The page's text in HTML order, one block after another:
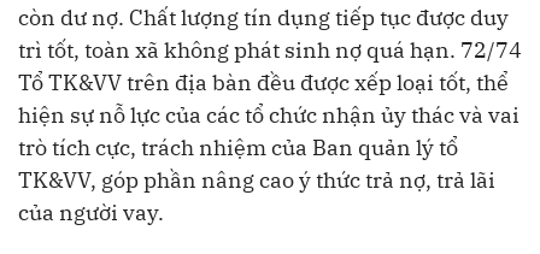
còn dư nợ. Chất lượng tín dụng tiếp tục được duy
trì tốt, toàn xã không phát sinh nợ quá hạn. 72/74
Tổ TK&VV trên địa bàn đều được xếp loại tốt, thể
hiện sự nỗ lực của các tổ chức nhận ủy thác và vai
trò tích cực, trách nhiệm của Ban quản lý tổ
TK&VV, góp phần nâng cao ý thức trả nợ, trả lãi
của người vay.